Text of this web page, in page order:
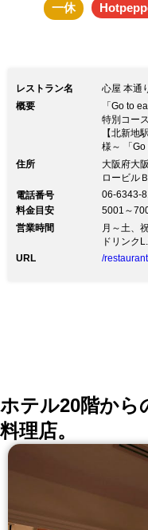
個室〕少人数でのお集
一休
レストラン名
心屋 本通
概要
「Go to
特別コー
【北新地
様～ 「Go
eat 特別
【北新地
のおせち
少しずつ
魚や淡路
―ス〔全9
多数ご用
住所
大阪府大
ロービル
電話番号
06-6343-
料金目安
5001～
営業時間
月～土、
ドリンク
URL
/
ホテル20階から
料理店。